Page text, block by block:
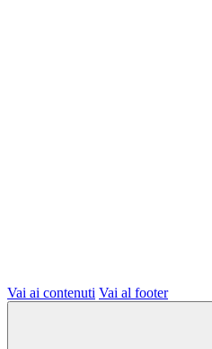
Vai ai contenuti Vai al footer